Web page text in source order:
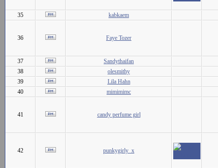
35 kabkaem
36 Faye Tozer
37
Sandythaifan
38
olesmithy
39
Lila Hahn
40
mimimimc
41 candy perfume girl
42 punkygirly_x